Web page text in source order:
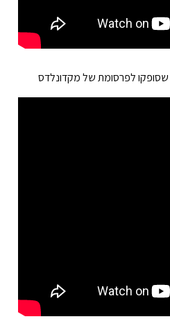
שסופקו לפרסומת של מקדונלדס